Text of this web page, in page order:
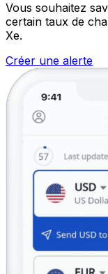
Vous souhaitez
certain taux de
Xe.
Créer une alerte